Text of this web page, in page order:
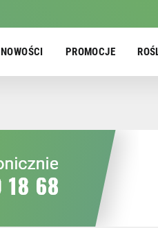
NOWOŚCI PROMOCJE